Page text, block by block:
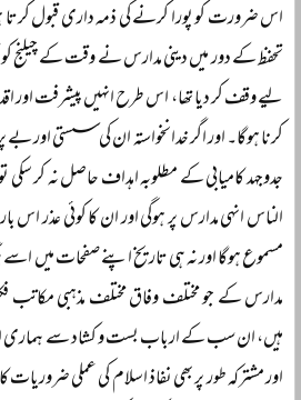
اس ضرورت کو پورا کرنے کی ذمہ داری قبول
تحفظ کے دور میں دینی مدارس نے وقت کے چیلنج
لیے وقف کر دیا تھا، اس طرح انہیں پیشرفت اور
کرنا ہوگا۔ اور اگر خدانخواستہ ان کی سستی اور
جدوجہد کامیابی کے مطلوبہ اہداف حاصل نہ کر سکی
الناس انہی مدارس پر ہوگی اور ان کا کوئی عذر اس
مسموع ہوگا اور نہ ہی تاریخ اپنے صفحات میں اسے
مدارس کے جو مختلف وفاق مختلف مذہبی
ہیں، ان سب کے ارباب بست و کشاد سے ہماری
اور مشترکہ طور پر بھی نفاذ اسلام کی عملی